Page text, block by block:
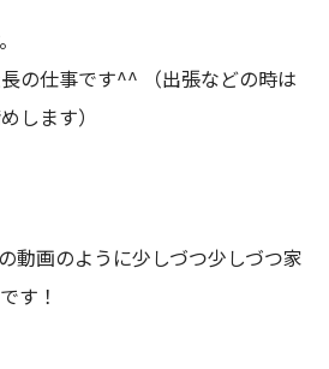
の仕事です^^ （出張などの時は
します）
動画のように少しづつ少しづつ家
す！